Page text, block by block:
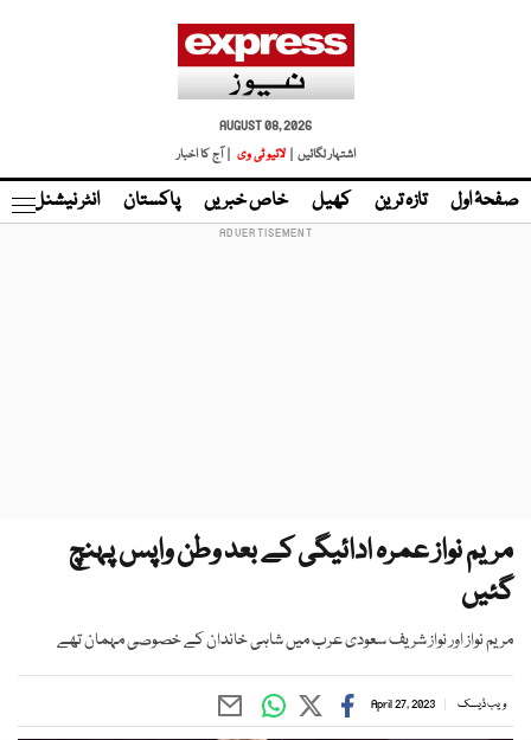
AUGUST 08, 2026
اشتہار لگائیں |
لائیو ٹی وی | آج کا اخبار
صفحۂ اول تازہ ترین کھیل خاص خبریں پاکستان انٹر نیشنل
مریم نواز عمرہ ادائیگی کے بعد وطن واپس پہنچ
گئیں
مریم نواز اور نواز شریف سعودی عرب میں شاہی خاندان کے خصوصی مہمان تھے
ویب ڈیسک April 27, 2023